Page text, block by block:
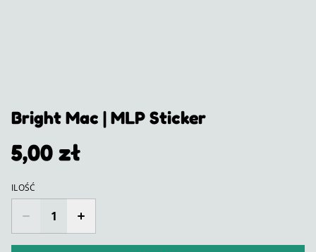
Bright Mac | MLP Sticker
5,00 zł
ILOŚĆ